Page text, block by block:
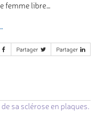
femme libre…
Partager Partager
sa sclérose en plaques.